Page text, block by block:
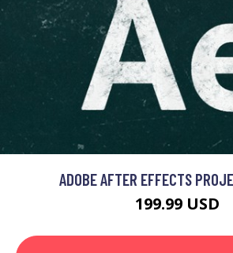
ADOBE AFTER EFFECTS
199.99 USD